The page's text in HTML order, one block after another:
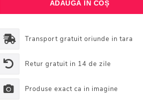
Transport gratuit oriunde in tara
Retur gratuit in 14 de zile
Produse exact ca in imagine